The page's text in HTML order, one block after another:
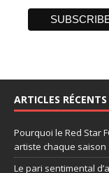
ARTICLES RÉCENTS
Pourquoi le Red Star
artiste chaque saison
Le pari sentimental